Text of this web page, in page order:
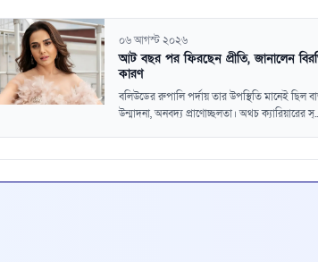
০৬ আগস্ট ২০২৬
আট বছর পর ফিরছেন প্রীতি, জানালেন
কারণ
বলিউডের রুপালি পর্দায় তার উপস্থিতি মানেই ছিল
উন্মাদনা, অনবদ্য প্রাণোচ্ছলতা। অথচ ক্যারিয়ারের